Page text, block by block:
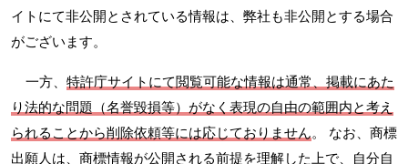
イトにて非公開とされている情報は、弊社も非公開とする場合
がございます。
一方、 特許庁サイトにて閲覧可能な情報は通常、掲載にあた
り法的な問題（名誉毀損等）がなく表現の自由の範囲内と考え
られることから削除依頼等には応じておりません。 なお、商標
出願人は、商標情報が公開される前提を理解した上で、自分自